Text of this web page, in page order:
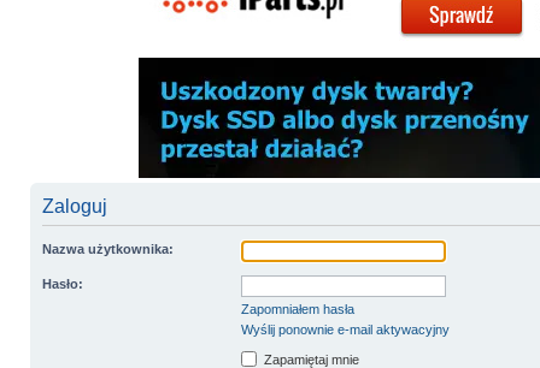
Zaloguj
Nazwa użytkownika:
Hasło:
Zapomniałem hasła
Wyślij ponownie e-mail aktywacyjny
Zapamiętaj mnie